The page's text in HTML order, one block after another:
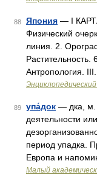
88 Япония — I
Физический
линия. 2.
Растительность.
Антропология.
89 упа́док — дка, м.
деятельности
период упадка.
Европа и
Малый